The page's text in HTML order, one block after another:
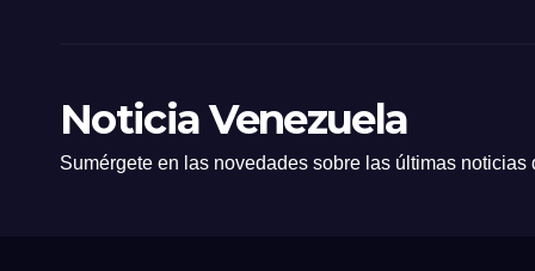
Noticia Venezuela
Sumérgete en las novedades sobre las últimas noticias